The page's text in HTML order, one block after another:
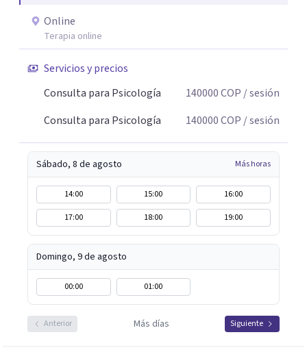
Online
Terapia online
Servicios y precios
Consulta para Psicología
140000COP / sesión
Consulta para Psicología
140000COP / sesión
Sábado, 8 de agosto Más horas
14:00 15:00
16:00
17:00
18:00 19:00
Domingo, 9 de agosto
00:00 01:00
Anterior Más días Siguiente